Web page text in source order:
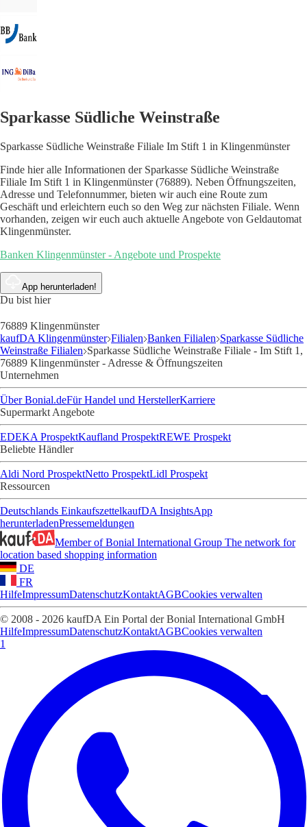
Sparkasse Südliche Weinstraße
Sparkasse Südliche Weinstraße Filiale Im Stift 1 in Klingenmünster
Finde hier alle Informationen der Sparkasse Südliche Weinstraße
Filiale Im Stift 1 in Klingenmünster (76889). Neben Öffnungszeiten,
Adresse und Telefonnummer, bieten wir auch eine Route zum
Geschäft und erleichtern euch so den Weg zur nächsten Filiale. Wenn
vorhanden, zeigen wir euch auch aktuelle Angebote von Geldautomat
Klingenmünster.
Banken Klingenmünster - Angebote und Prospekte
App herunterladen!
Du bist hier
76889 Klingenmünster
kaufDA Klingenmünster Filialen Banken Filialen Sparkasse Südliche
Weinstraße Filialen Sparkasse Südliche Weinstraße Filiale - Im Stift 1,
76889 Klingenmünster - Adresse & Öffnungszeiten
Unternehmen
Über Bonial.deFür Handel und HerstellerKarriere
Supermarkt Angebote
EDEKA ProspektKaufland ProspektREWE Prospekt
Beliebte Händler
Aldi Nord ProspektNetto ProspektLidl Prospekt
Ressourcen
Deutschlands EinkaufszettelkaufDA InsightsApp
herunterladenPressemeldungen
Member of Bonial International Group The network for
location based shopping information
DE
FR
HilfeImpressumDatenschutzKontaktAGBCookies verwalten
© 2008 - 2026 kaufDA Ein Portal der Bonial International GmbH
HilfeImpressumDatenschutzKontaktAGBCookies verwalten
1